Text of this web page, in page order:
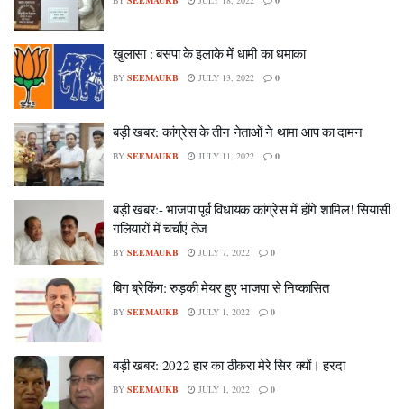
खुलासा : बसपा के इलाके में धामी का धमाका
BY SEEMAUKB JULY 13, 2022 0
बड़ी खबर: कांग्रेस के तीन नेताओं ने थामा आप का दामन
BY SEEMAUKB JULY 11, 2022 0
बड़ी खबर:- भाजपा पूर्व विधायक कांग्रेस में होंगे शामिल! सियासी
गलियारों में चर्चाएं तेज
BY SEEMAUKB JULY 7, 2022 0
बिग ब्रेकिंग: रुड़की मेयर हुए भाजपा से निष्कासित
BY SEEMAUKB JULY 1, 2022 0
बड़ी खबर: 2022 हार का ठीकरा मेरे सिर क्यों। हरदा
BY SEEMAUKB JULY 1, 2022 0